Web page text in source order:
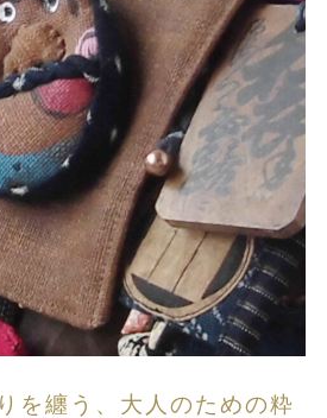
を纏う、大人のための粋